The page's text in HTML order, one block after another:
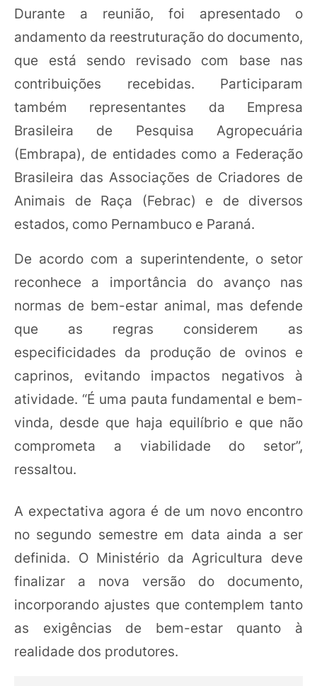
Durante a reunião, foi apresentado o
andamento da reestruturação do documento,
que está sendo revisado com base nas
contribuições recebidas. Participaram
também representantes da Empresa
Brasileira de Pesquisa Agropecuária
(Embrapa), de entidades como a Federação
Brasileira das Associações de Criadores de
Animais de Raça (Febrac) e de diversos
estados, como Pernambuco e Paraná.
De acordo com a superintendente, o setor
reconhece a importância do avanço nas
normas de bem-estar animal, mas defende
que as regras considerem as
especificidades da produção de ovinos e
caprinos, evitando impactos negativos à
atividade. “É uma pauta fundamental e bem-
vinda, desde que haja equilíbrio e que não
comprometa a viabilidade do setor”,
ressaltou.
A expectativa agora é de um novo encontro
no segundo semestre em data ainda a ser
definida. O Ministério da Agricultura deve
finalizar a nova versão do documento,
incorporando ajustes que contemplem tanto
as exigências de bem-estar quanto à
realidade dos produtores.